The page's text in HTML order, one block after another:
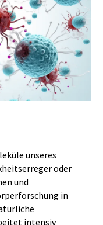
unseres
oder
und
in
intensiv